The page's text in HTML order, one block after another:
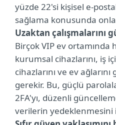
yüzde 22'si kişisel e-
sağlama konusunda
Uzaktan çalışmalarını
Birçok VIP ev ortamında
kurumsal cihazlarını, iş
cihazlarını ve ev
gerekir. Bu, güçlü
2FA'yı, düzenli
verilerin yedeklenmesini